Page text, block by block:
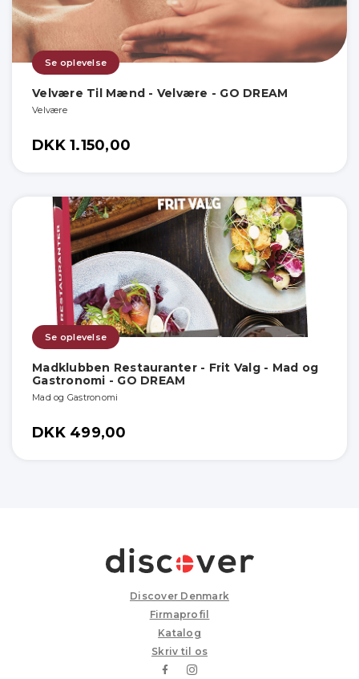
Se oplevelse
Velvære Til Mænd - Velvære - GO DREAM
Velvære
DKK 1.150,00
Se oplevelse
Madklubben Restauranter - Frit Valg - Mad og
Gastronomi - GO DREAM
Mad og Gastronomi
DKK 499,00
Discover Denmark
Firmaprofil
Katalog
Skriv til os